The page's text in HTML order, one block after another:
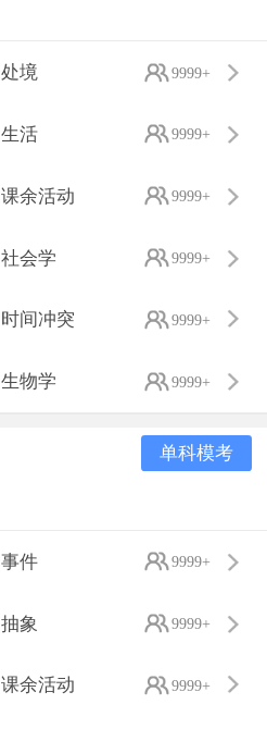
处境 9999+
生活 9999+
课余活动 9999+
社会学 9999+
时间冲突 9999+
生物学 9999+
单科模考
事件 9999+
抽象 9999+
课余活动 9999+